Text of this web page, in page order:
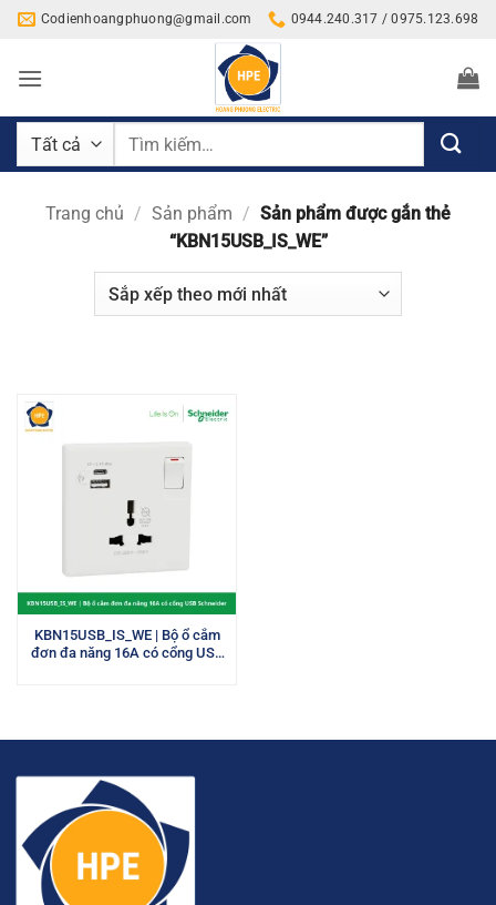
Bỏ
nội
Codienhoangphuong@gmail.com 0944.240.317 / 0975.123.698
Tìm
Trang chủ / Sản phẩm / Sản phẩm được gắn thẻ
“KBN15USB_IS_WE”
KBN15USB_IS_WE | Bộ ổ cắm
đơn đa năng 16A có cổng USB